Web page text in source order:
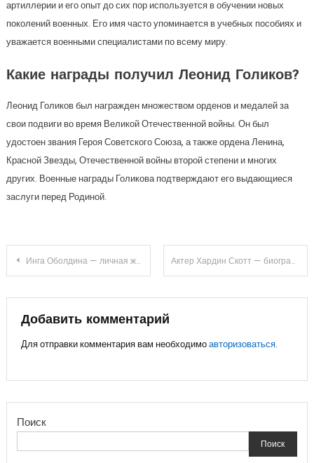
артиллерии и его опыт до сих пор используется в обучении новых
поколений военных. Его имя часто упоминается в учебных пособиях и
уважается военными специалистами по всему миру.
Какие награды получил Леонид Голиков?
Леонид Голиков был награжден множеством орденов и медалей за
свои подвиги во время Великой Отечественной войны. Он был
удостоен звания Героя Советского Союза, а также ордена Ленина,
Красной Звезды, Отечественной войны второй степени и многих
других. Военные награды Голикова подтверждают его выдающиеся
заслуги перед Родиной.
Навигация
по
записям
Инга Оболдина — личная жизнь и биография знаменитой актрисы, ее успехи на сцене и за кадром, роли, которые принесли ей всемирную известность, врата, которые ей открыла слава Актер Хардин Скотт — биография, факты из жизни и успешная карьера в мире кино и телевидения
Добавить комментарий
Для отправки комментария вам необходимоавторизоваться.
Поиск
Поиск